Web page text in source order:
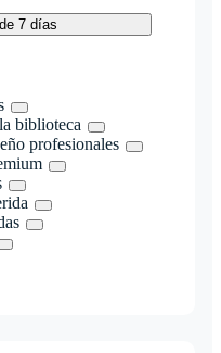
7 días
biblioteca
profesionales